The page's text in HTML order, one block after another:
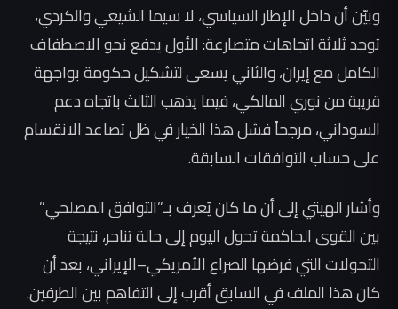
وبيّن أن داخل الإطار السياسي، لا سيما الشيعي والكردي،
توجد ثلاثة اتجاهات متصارعة: الأول يدفع نحو الاصطفاف
الكامل مع إيران، والثاني يسعى لتشكيل حكومة بواجهة
قريبة من نوري المالكي، فيما يذهب الثالث باتجاه دعم
السوداني، مرجحاً فشل هذا الخيار في ظل تصاعد الانقسام
على حساب التوافقات السابقة.
وأشار الهيتي إلى أن ما كان يُعرف بـ”التوافق المصلحي”
بين القوى الحاكمة تحول اليوم إلى حالة تناحر، نتيجة
التحولات التي فرضها الصراع الأمريكي–الإيراني، بعد أن
كان هذا الملف في السابق أقرب إلى التفاهم بين الطرفين.